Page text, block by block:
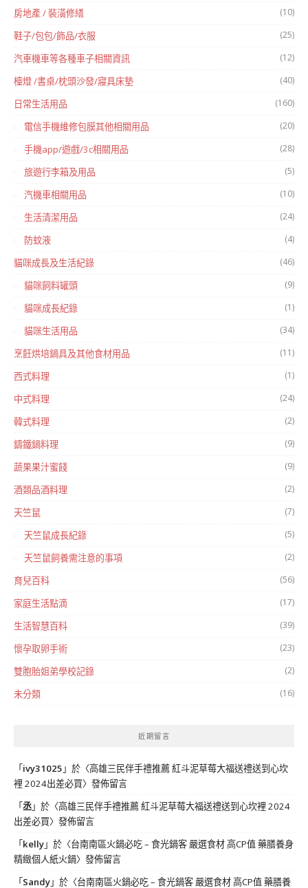
房地產 / 裝潢修繕 (10)
鞋子/包包/飾品/衣服 (25)
汽車機車等各種車子相關資訊 (12)
檯燈 /書桌/枕頭沙發/寢具床墊 (40)
日常生活用品 (160)
電信手機維修包膜其他相關用品 (20)
手機app/遊戲/3c相關用品 (28)
旅遊行李箱及用品 (5)
汽機車相關用品 (10)
生活清潔用品 (24)
防蚊液 (4)
貓咪成長及生活紀錄 (46)
貓咪飼料罐頭 (9)
貓咪成長紀錄 (1)
貓咪生活用品 (34)
烹飪烘培鍋具及其他食材用品 (11)
西式料理 (1)
中式料理 (24)
韓式料理 (2)
鑄鐵鍋料理 (9)
蔬果果汁蜜餞 (9)
酒類品酒料理 (2)
天竺鼠 (7)
天竺鼠成長紀錄 (5)
天竺鼠飼養需注意的事項 (2)
育兒百科 (56)
家庭生活點滴 (17)
生活智慧百科 (39)
懷孕取卵手術 (23)
雙胞胎姐弟學校記錄 (2)
未分類 (16)
近期留言
「 ivy31025 」於〈高雄三民伴手禮推薦 紅斗泥草莓大福送禮送到心坎
裡 2024出差必買〉發佈留言
「丞」於〈高雄三民伴手禮推薦 紅斗泥草莓大福送禮送到心坎裡 2024
出差必買〉發佈留言
「 kelly」於〈台南南區火鍋必吃 – 食光鍋客 嚴選食材 高CP值 藥膳養身
精緻個人紙火鍋〉發佈留言
「 Sandy」於〈台南南區火鍋必吃 – 食光鍋客 嚴選食材 高CP值 藥膳養